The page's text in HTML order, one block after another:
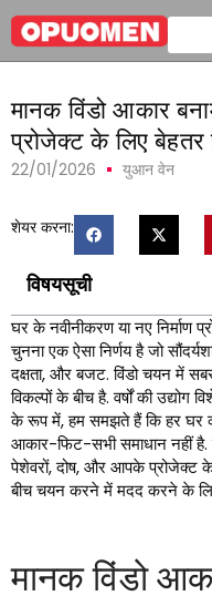
घर > मानक विंडो आकार बनाम.
मानक विंडो आकार
प्रोजेक्ट के लिए बेहतर
22/01/2026 युआन वेन
शेयर करना:
विषयसूची
घर के नवीनीकरण या नए निर्माण
चुनना एक ऐसा निर्णय है जो
दक्षता, और बजट. विंडो चयन में
विकल्पों के बीच है. वर्षों की उद्योग
के रूप में, हम समझते हैं कि हर घर
आकार-फिट-सभी समाधान नहीं है.
पेशेवरों, दोष, और आपके प्रोजेक्ट
बीच चयन करने में मदद करने के
मानक विंडो